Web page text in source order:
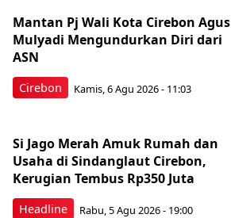
Cirebon
Mantan Pj Wali Kota Cirebon Agus
Mulyadi Mengundurkan Diri dari
ASN
Kamis, 6 Agu 2026 - 11:03
Headline
Si Jago Merah Amuk Rumah dan
Usaha di Sindanglaut Cirebon,
Kerugian Tembus Rp350 Juta
Rabu, 5 Agu 2026 - 19:00